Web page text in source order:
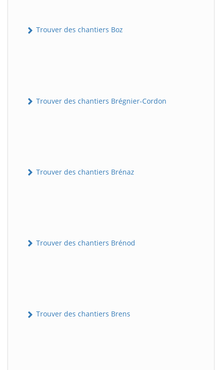
Trouver des chantiers Boz
Trouver des chantiers Brégnier-Cordon
Trouver des chantiers Brénaz
Trouver des chantiers Brénod
Trouver des chantiers Brens